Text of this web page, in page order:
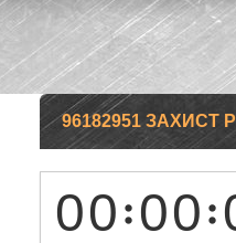
96182951 ЗАХИСТ
00 00